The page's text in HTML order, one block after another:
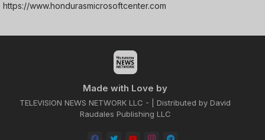
https://www.hondurasmicrosoftcenter.com
Made with Love by
TELEVISION NEWS NETWORK LLC - | Distributed by David
Raudales Publishing LLC